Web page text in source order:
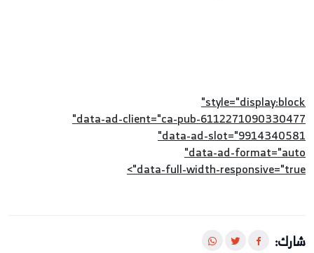
style="display:block"
data-ad-client="ca-pub-6112271090330477"
data-ad-slot="9914340581"
data-ad-format="auto"
data-full-width-responsive="true">
شارك: